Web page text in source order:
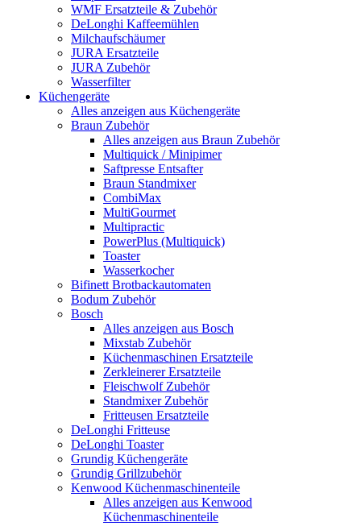
WMF Ersatzteile & Zubehör
DeLonghi Kaffeemühlen
Milchaufschäumer
JURA Ersatzteile
JURA Zubehör
Wasserfilter
Küchengeräte
Alles anzeigen aus Küchengeräte
Braun Zubehör
Alles anzeigen aus Braun Zubehör
Multiquick / Minipimer
Saftpresse Entsafter
Braun Standmixer
CombiMax
MultiGourmet
Multipractic
PowerPlus (Multiquick)
Toaster
Wasserkocher
Bifinett Brotbackautomaten
Bodum Zubehör
Bosch
Alles anzeigen aus Bosch
Mixstab Zubehör
Küchenmaschinen Ersatzteile
Zerkleinerer Ersatzteile
Fleischwolf Zubehör
Standmixer Zubehör
Fritteusen Ersatzteile
DeLonghi Fritteuse
DeLonghi Toaster
Grundig Küchengeräte
Grundig Grillzubehör
Kenwood Küchenmaschinenteile
Alles anzeigen aus Kenwood
Küchenmaschinenteile